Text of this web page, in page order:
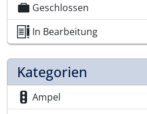
Geschlossen
In Bearbeitung
Kategorien
Ampel